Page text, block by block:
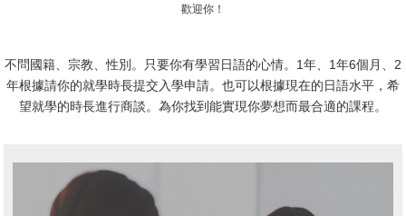
歡迎你！
不問國籍、宗教、性別。只要你有學習日語的心情。 1年、1年6個月、2
年根據請你的就學時長提交入學申請。 也可以根據現在的日語水平，希
望就學的時長進行商談。為你找到能實現你夢想而最合適的課程。